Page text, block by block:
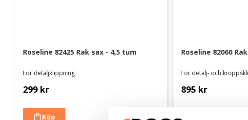
Roseline 82425 Rak sax - 4,5 tum
För detaljklippning
299 kr
Roseline 82060
För detalj- och
895 kr